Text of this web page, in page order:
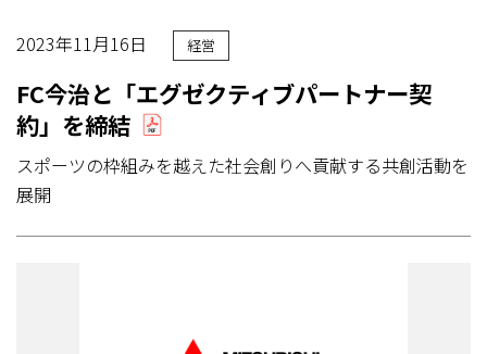
2023年11月16日 経営
FC今治と「エグゼクティブパートナー契
約」を締結
スポーツの枠組みを越えた社会創りへ貢献する共創活動を
展開